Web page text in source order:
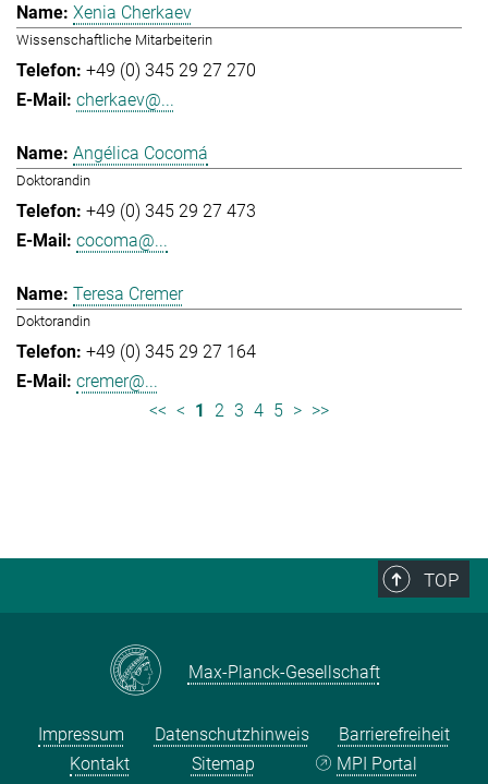
Xenia Cherkaev
Wissenschaftliche Mitarbeiterin
+49 (0) 345 29 27 270
cherkaev@...
Angélica Cocomá
Doktorandin
+49 (0) 345 29 27 473
cocoma@...
Teresa Cremer
Doktorandin
+49 (0) 345 29 27 164
cremer@...
<< < 1 2 3 4 5 > >>
TOP
Max-Planck-Gesellschaft
Impressum Datenschutzhinweis
Barrierefreiheit
Kontakt
Sitemap MPI Portal